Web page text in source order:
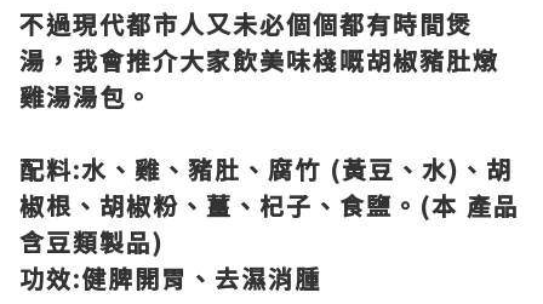
不過現代都市人又未必個個都有時間煲
湯，我會推介大家飲美味棧嘅胡椒豬肚燉
雞湯湯包。
配料:水、雞、豬肚、腐竹 (黃豆、水)、胡
椒根、胡椒粉、薑、杞子、食鹽。(本 產品
含豆類製品)
功效:健脾開胃、去濕消腫